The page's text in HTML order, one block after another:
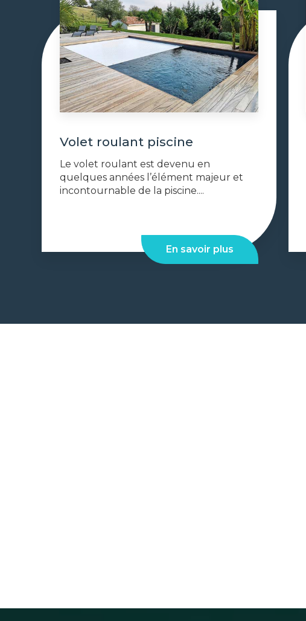
Volet roulant piscine
Le volet roulant est devenu en
quelques années l’élément majeur et
incontournable de la piscine....
En savoir plus